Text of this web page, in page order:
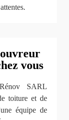
vous
SARL
toiture et de
équipe de